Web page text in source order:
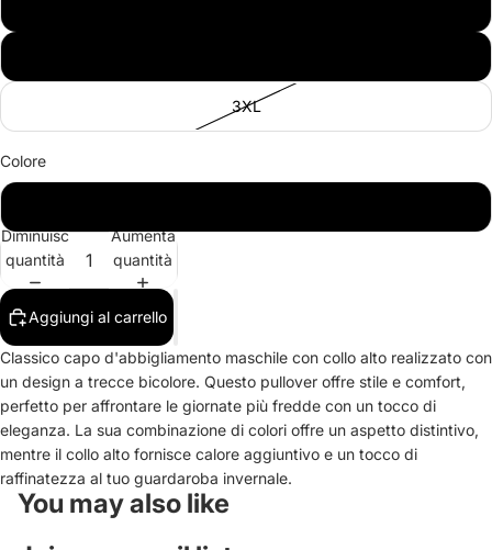
3XL
Colore
Diminuisci
quantità
Aumenta
quantità
Aggiungi al carrello
Classico capo d'abbigliamento maschile con collo alto realizzato con
un design a trecce bicolore. Questo pullover offre stile e comfort,
perfetto per affrontare le giornate più fredde con un tocco di
eleganza. La sua combinazione di colori offre un aspetto distintivo,
mentre il collo alto fornisce calore aggiuntivo e un tocco di
raffinatezza al tuo guardaroba invernale.
You may also like